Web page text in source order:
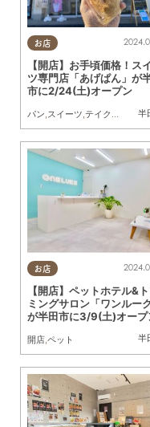
お店
半
【開店】お手頃価格！ス
ツ専門店「あげぱん」が
市に2/24(土)オープン
パン,スイーツ,テイクアウト ,
お店
半
【開店】ペットホテル&ト
ミングサロン「ワンルーク
が半田市に3/9(土)オープ
開店 ペット